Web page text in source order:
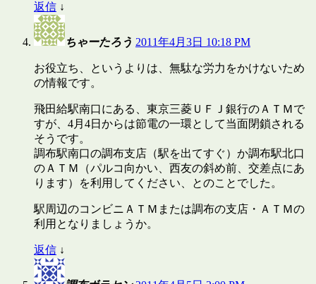
返信 ↓
ちゃーたろう 2011年4月3日 10:18 PM
お役立ち、というよりは、無駄な労力をかけないため
の情報です。
飛田給駅南口にある、東京三菱ＵＦＪ銀行のＡＴＭで
すが、4月4日からは節電の一環として当面閉鎖される
そうです。
調布駅南口の調布支店（駅を出てすぐ）か調布駅北口
のＡＴＭ（パルコ向かい、西友の斜め前、交差点にあ
ります）を利用してください、とのことでした。
駅周辺のコンビニＡＴＭまたは調布の支店・ＡＴＭの
利用となりましょうか。
返信 ↓